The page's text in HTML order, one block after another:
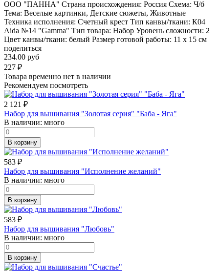
ООО "ПАННА" Страна происхождения: Россия Схема: Ч/б
Тема: Веселые картинки, Детские сюжеты, Животные
Техника исполнения: Счетный крест Тип канвы/ткани: К04
Aida №14 "Gamma" Тип товара: Набор Уровень сложности: 2
Цвет канвы/ткани: белый Размер готовой работы: 11 x 15 см
поделиться
234.00 руб
227 ₽
Товара временно нет в наличии
Рекомендуем посмотреть
2 121 ₽
Набор для вышивания "Золотая серия" "Баба - Яга"
В наличии: много
В корзину
583 ₽
Набор для вышивания "Исполнение желаний"
В наличии: много
В корзину
583 ₽
Набор для вышивания "Любовь"
В наличии: много
В корзину